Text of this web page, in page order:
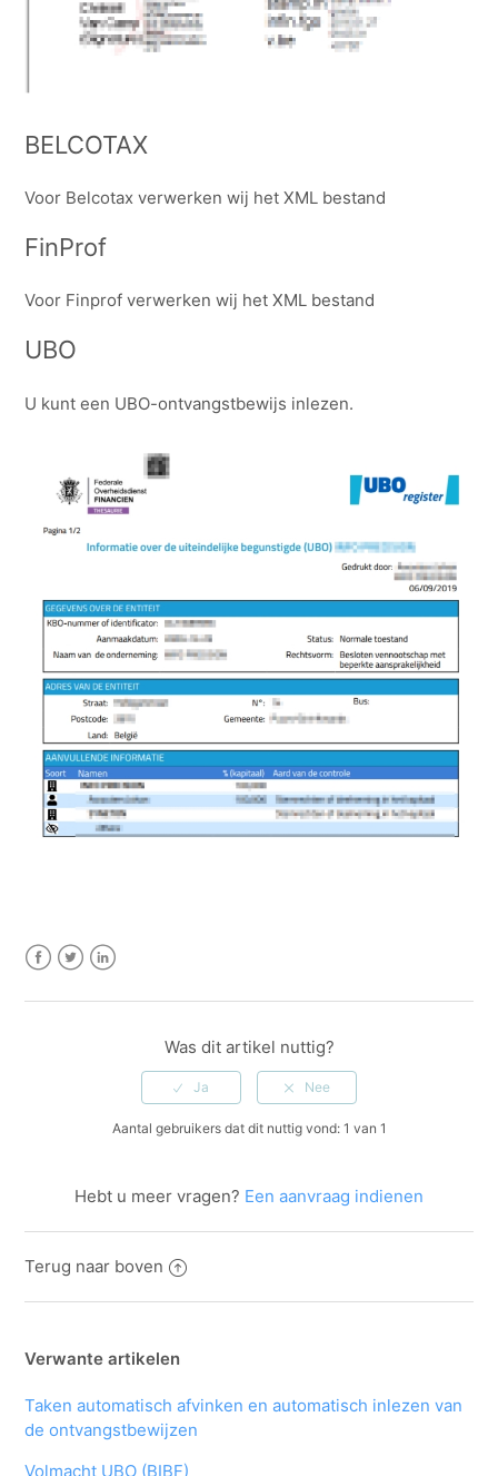
BELCOTAX
Voor Belcotax verwerken wij het XML bestand
FinProf
Voor Finprof verwerken wij het XML bestand
UBO
U kunt een UBO-ontvangstbewijs inlezen.
Was dit artikel nuttig?
Aantal gebruikers dat dit nuttig vond: 1 van 1
Hebt u meer vragen? Een aanvraag indienen
Terug naar boven
Verwante artikelen
Taken automatisch afvinken en automatisch inlezen van
de ontvangstbewijzen
Volmacht UBO (BIBF)